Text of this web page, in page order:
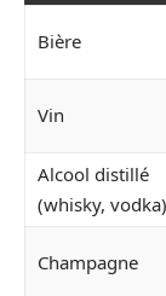
Bière
Vin
Alcool distillé
(whisky, vodka)
Champagne